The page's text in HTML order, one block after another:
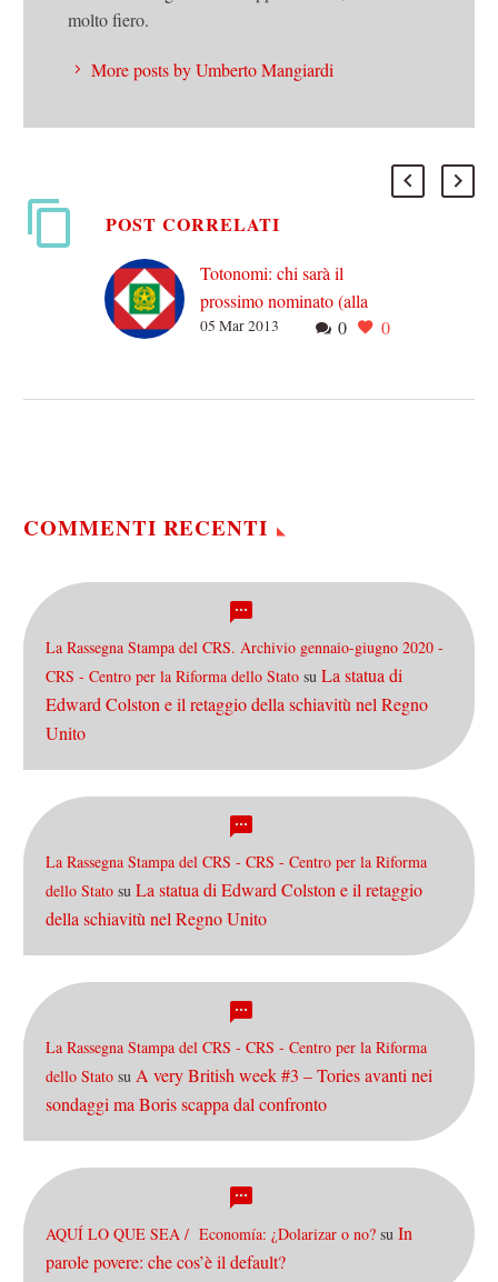
molto fiero.
More posts by Umberto Mangiardi
POST CORRELATI
Totonomi: chi sarà il
prossimo nominato (alla
Presidenza della
deputati,…
0 0
05 Mar 2013
COMMENTI RECENTI
La Rassegna Stampa del CRS. Archivio gennaio-giugno 2020 -
CRS - Centro per la Riforma dello Stato su La statua di
Edward Colston e il retaggio della schiavitù nel Regno
Unito
La Rassegna Stampa del CRS - CRS - Centro per la Riforma
dello Stato su La statua di Edward Colston e il retaggio
della schiavitù nel Regno Unito
La Rassegna Stampa del CRS - CRS - Centro per la Riforma
dello Stato su A very British week #3 – Tories avanti nei
sondaggi ma Boris scappa dal confronto
AQUÍ LO QUE SEA / Economía: ¿Dolarizar o no? su In
parole povere: che cos’è il default?